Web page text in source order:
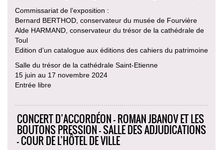
Commissariat de l’exposition :
Bernard BERTHOD, conservateur du musée de Fourvière
Alde HARMAND, conservateur du trésor de la cathédrale de
Toul
Edition d’un catalogue aux éditions des cahiers du patrimoine
Salle du trésor de la cathédrale Saint-Etienne
15 juin au 17 novembre 2024
Entrée libre
CONCERT D’ACCORDÉON - ROMAN JBANOV ET LES
BOUTONS PRESSION - SALLE DES ADJUDICATIONS
- COUR DE L’HÔTEL DE VILLE